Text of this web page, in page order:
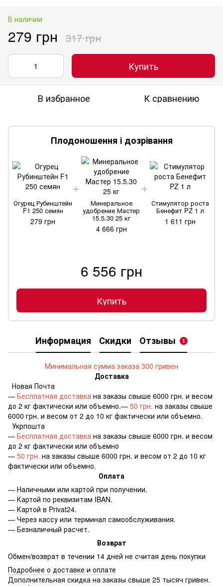
В наличии
279 грн 317 грн
Купить
В избранное К сравнению
Плодоношення і дозрівання
Огурец Рубинштейн
F1 250 семян
279 грн
Минеральное
удобрение Мастер
15.5.30 25 кг
4 666 грн
Стимулятор роста
Бенефит PZ 1 л
1 611 грн
6 556 грн
Купить
Информация Скидки Отзывы 1
Минимальная сумма заказа 300 гривен
Доставка
Новая Почта
— Бесплатная доставка на заказы свыше 6000 грн. и весом
до 2 кг фактически или объемно.— 50 грн. на заказы свыше
6000 грн. и весом от 2 до 10 кг фактически или объемно.
Укрпошта
— Бесплатная доставка на заказы свыше 6000 грн. и весом
до 2 кг фактически или объемно
— 50 грн. на заказы свыше 6000 грн. и весом от 2 до 10 кг
фактически или объемно.
Оплата
— Наличными или картой при получении.
— Картой по реквизитам IBAN.
— Картой в Privat24.
— Через кассу или терминал самообслуживания.
— Безналичный расчет.
Возврат
Обмен/возврат в течении 14 дней не считая день покупки
Подробнее о доставке и оплате
Дополнительная скидка на заказы свыше 25 тысяч гривен.